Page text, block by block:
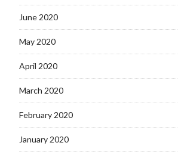
June 2020
May 2020
April 2020
March 2020
February 2020
January 2020